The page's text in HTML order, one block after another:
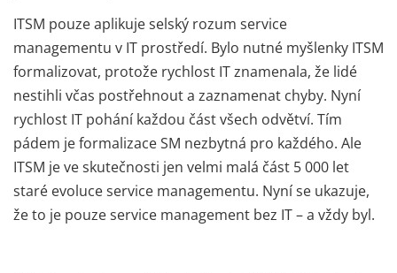
ITSM pouze aplikuje selský rozum service
managementu v IT prostředí. Bylo nutné myšlenky ITSM
formalizovat, protože rychlost IT znamenala, že lidé
nestihli včas postřehnout a zaznamenat chyby. Nyní
rychlost IT pohání každou část všech odvětví. Tím
pádem je formalizace SM nezbytná pro každého. Ale
ITSM je ve skutečnosti jen velmi malá část 5 000 let
staré evoluce service managementu. Nyní se ukazuje,
že to je pouze service management bez IT – a vždy byl.